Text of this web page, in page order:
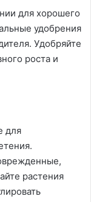
для хорошего
удобрения
Удобряйте
роста и
для
растения